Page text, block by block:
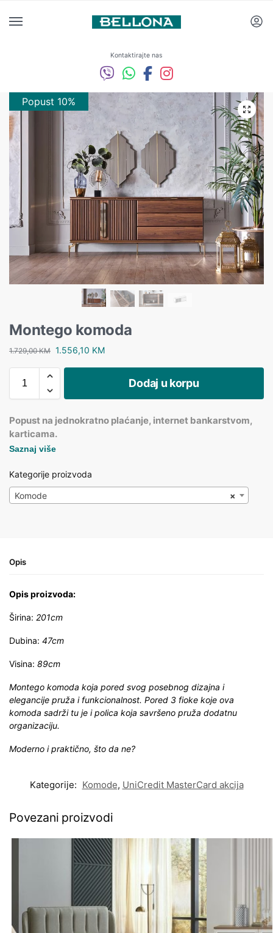
Kontaktirajte nas
Popust 10%
Montego komoda
1.729,00KM 1.556,10 KM
Dodaj u korpu
Popust na jednokratno plaćanje, internet bankarstvom,
karticama.
Saznaj više
Kategorije proizvoda
×
Komode
Opis
Opis proizvoda:
Širina: 201cm
Dubina: 47cm
Visina: 89cm
Montego komoda koja pored svog posebnog dizajna i
elegancije pruža i funkcionalnost. Pored 3 fioke koje ova
komoda sadrži tu je i polica koja savršeno pruža dodatnu
organizaciju.
Moderno i praktično, što da ne?
Kategorije: Komode, UniCredit MasterCard akcija
Povezani proizvodi